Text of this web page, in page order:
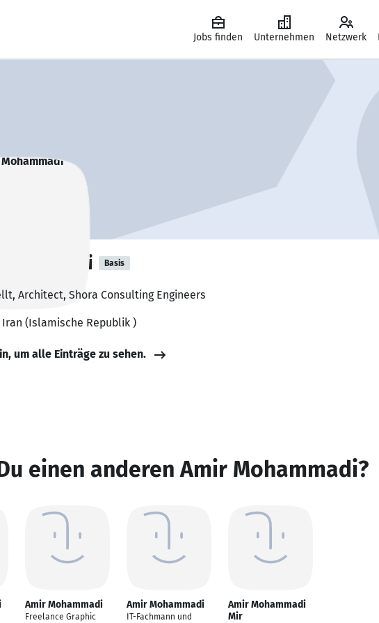
Jobs finden Unternehmen Netzwerk
Basis
Architect, Shora Consulting Engineers
Iran (Islamische Republik )
um alle Einträge zu sehen.
einen anderen Amir Mohammadi?
Amir Mohammadi
Freelance Graphic
Amir Mohammadi
IT-Fachmann und
Amir Mohammadi
Mir